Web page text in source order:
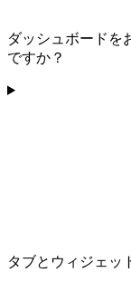
ダッシュボードを
ですか？
タブとウィジェッ